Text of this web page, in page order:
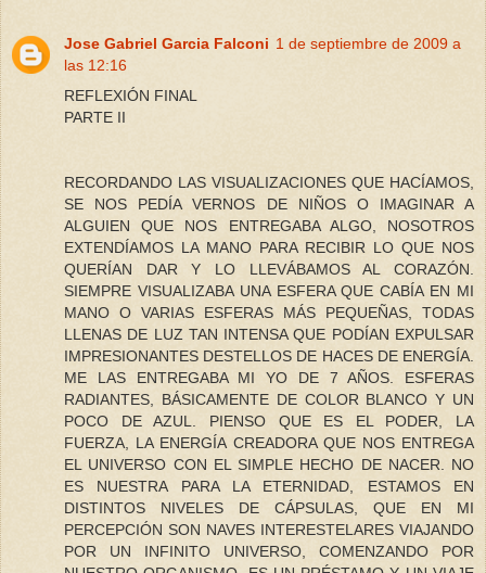
Jose Gabriel Garcia Falconi 1 de septiembre de 2009 a
las 12:16
REFLEXIÓN FINAL
PARTE II
RECORDANDO LAS VISUALIZACIONES QUE HACÍAMOS,
SE NOS PEDÍA VERNOS DE NIÑOS O IMAGINAR A
ALGUIEN QUE NOS ENTREGABA ALGO, NOSOTROS
EXTENDÍAMOS LA MANO PARA RECIBIR LO QUE NOS
QUERÍAN DAR Y LO LLEVÁBAMOS AL CORAZÓN.
SIEMPRE VISUALIZABA UNA ESFERA QUE CABÍA EN MI
MANO O VARIAS ESFERAS MÁS PEQUEÑAS, TODAS
LLENAS DE LUZ TAN INTENSA QUE PODÍAN EXPULSAR
IMPRESIONANTES DESTELLOS DE HACES DE ENERGÍA.
ME LAS ENTREGABA MI YO DE 7 AÑOS. ESFERAS
RADIANTES, BÁSICAMENTE DE COLOR BLANCO Y UN
POCO DE AZUL. PIENSO QUE ES EL PODER, LA
FUERZA, LA ENERGÍA CREADORA QUE NOS ENTREGA
EL UNIVERSO CON EL SIMPLE HECHO DE NACER. NO
ES NUESTRA PARA LA ETERNIDAD, ESTAMOS EN
DISTINTOS NIVELES DE CÁPSULAS, QUE EN MI
PERCEPCIÓN SON NAVES INTERESTELARES VIAJANDO
POR UN INFINITO UNIVERSO, COMENZANDO POR